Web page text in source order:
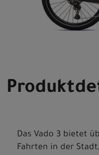
Das Vado 3 bietet
Fahrten in der